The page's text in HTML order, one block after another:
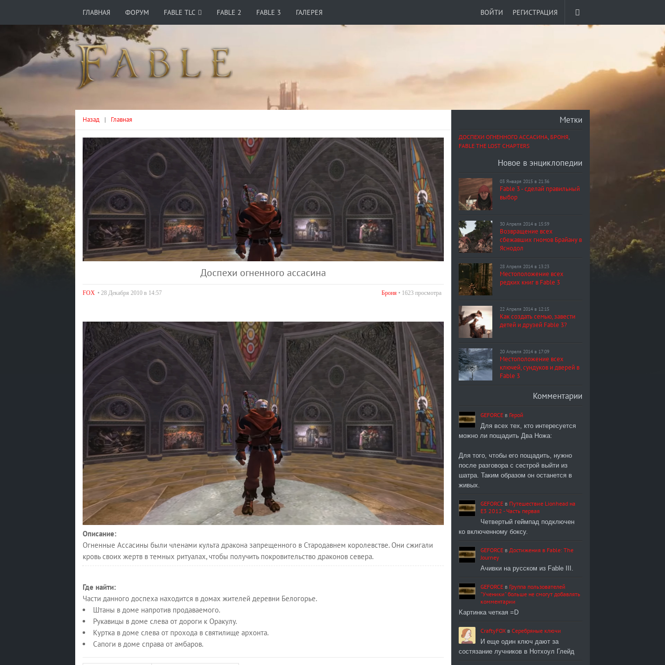
ВОЙТИ РЕГИСТРАЦИЯ
ГЛАВНАЯ ФОРУМ FABLE TLC FABLE 2 FABLE 3 ГАЛЕРЕЯ
Назад | Главная
Доспехи огненного ассасина
FOX • 28 Декабря 2010 в 14:57 Броня • 1623 просмотра
Описание:
Огненные Ассасины были членами культа дракона запрещенного в Стародавнем королевстве. Они сжигали
кровь своих жертв в темных ритуалах, чтобы получить покровительство драконов севера.
Где найти:
Части данного доспеха находится в домах жителей деревни Белогорье.
Штаны в доме напротив продаваемого.
Рукавицы в доме слева от дороги к Оракулу.
Куртка в доме слева от прохода в святилище архонта.
Сапоги в доме справа от амбаров.
Метки
ДОСПЕХИ ОГНЕННОГО АССАСИНА БРОНЯ
FABLE THE LOST CHAPTERS
Новое в энциклопедии
03 Января 2015 в 21:36
Fable 3 - сделай правильный
выбор
30 Апреля 2014 в 15:59
Возвращение всех
сбежавших гномов Брайану в
Яснодол
28 Апреля 2014 в 13:23
Местоположение всех
редких книг в Fable 3
22 Апреля 2014 в 12:15
Как создать семью, завести
детей и друзей Fable 3?
20 Апреля 2014 в 17:09
Местоположение всех
ключей, сундуков и дверей в
Fable 3
Комментарии
GEFORCE в Герой
Для всех тех, кто интересуется
можно ли пощадить Два Ножа:
Для того, чтобы его пощадить, нужно
после разговора с сестрой выйти из
шатра. Таким образом он останется в
живых.
GEFORCE в Путешествие Lionhead на
E3 2012 - Часть первая
Четвертый геймпад подключен
ко включенному боксу.
GEFORCE в Достижения в Fable: The
Journey
Ачивки на русском из Fable III.
GEFORCE в Группа пользователей
"Ученики" больше не смогут добавлять
комментарии
Kартинка четкая =D
CraftyFOX в Серебряные ключи
И еще один ключ дают за
состязание лучников в Нотхоул Глейд